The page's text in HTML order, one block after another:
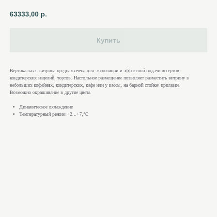
63333,00 р.
Купить
Вертикальная витрина предназначена для экспозиции и эффектной подачи десертов,
кондитерских изделий, тортов. Настольное размещение позволяет разместить витрину в
небольших кофейнях, кондитерских, кафе или у кассы, на барной стойке/ прилавке.
Возможно окрашивание в другие цвета.
Динамическое охлаждение
Температурный режим +2...+7,°С